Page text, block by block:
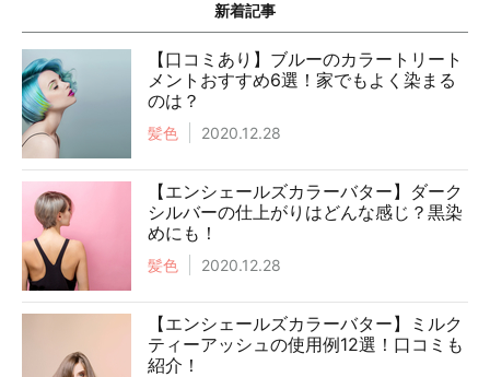
新着記事
【口コミあり】ブルーのカラートリート
メントおすすめ6選！家でもよく染まる
のは？
髪色 2020.12.28
【エンシェールズカラーバター】ダーク
シルバーの仕上がりはどんな感じ？黒染
めにも！
髪色 2020.12.28
【エンシェールズカラーバター】ミルク
ティーアッシュの使用例12選！口コミも
紹介！